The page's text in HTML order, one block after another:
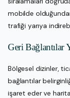
mobilde
trafiği yarıya
Geri Bağlantılar
Bölgesel dizinler,
bağlantılar
işaret eder ve